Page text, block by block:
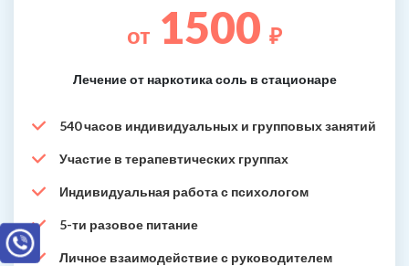
от 1500 ₽
Лечение от наркотика соль в стационаре
540 часов индивидуальных и групповых занятий
Участие в терапевтических группах
Индивидуальная работа с психологом
5-ти разовое питание
Личное взаимодействие с руководителем